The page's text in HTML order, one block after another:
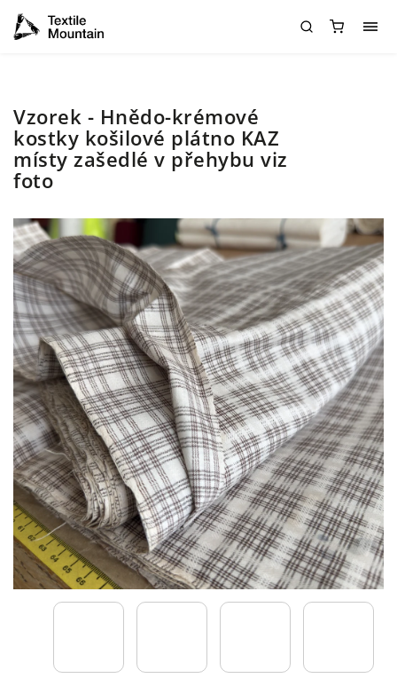
Vzorek - Hnědo-krémové
kostky košilové plátno KAZ
místy zašedlé v přehybu viz
foto